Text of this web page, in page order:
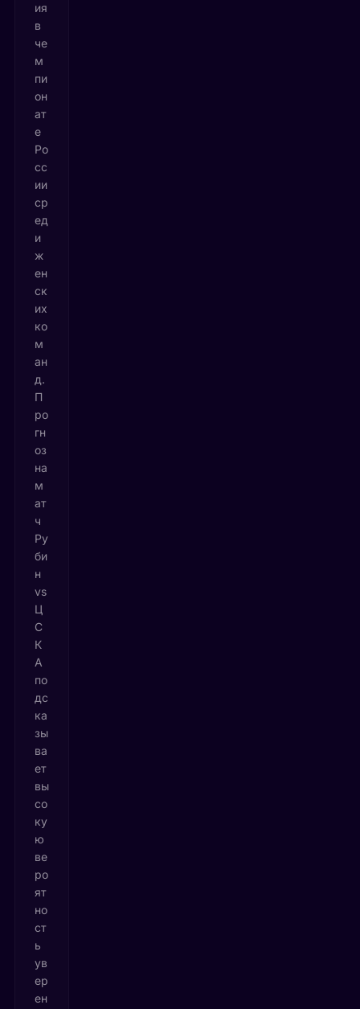
ия
в
че
м
пи
он
ат
е
Ро
сс
ии
ср
ед
и
ж
ен
ск
их
ко
м
ан
д.
П
ро
гн
оз
на
м
ат
ч
Ру
би
н
vs
Ц
С
К
А
по
дс
ка
зы
ва
ет
вы
со
ку
ю
ве
ро
ят
но
ст
ь
ув
ер
ен